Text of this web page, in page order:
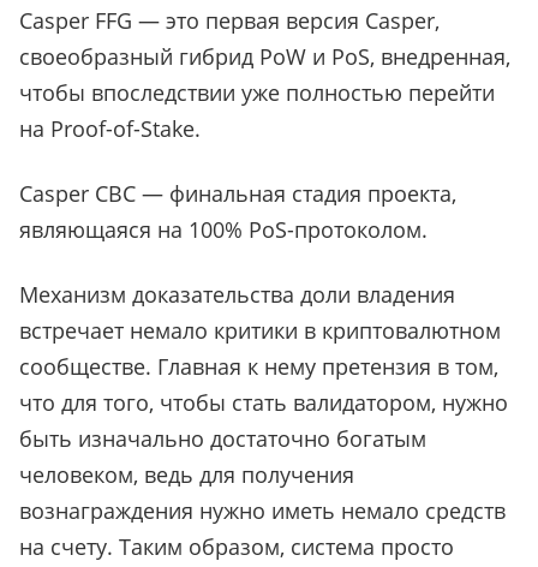
Casper FFG — это первая версия Casper,
своеобразный гибрид PoW и PoS, внедренная,
чтобы впоследствии уже полностью перейти
на Proof-of-Stake.
Casper CBC — финальная стадия проекта,
являющаяся на 100% PoS-протоколом.
Механизм доказательства доли владения
встречает немало критики в криптовалютном
сообществе. Главная к нему претензия в том,
что для того, чтобы стать валидатором, нужно
быть изначально достаточно богатым
человеком, ведь для получения
вознаграждения нужно иметь немало средств
на счету. Таким образом, система просто